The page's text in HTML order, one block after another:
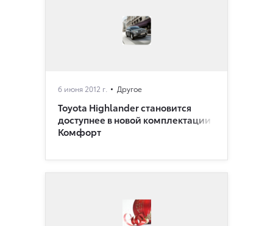
6 июня 2012 г. Другое
Toyota Highlander становится
доступнее в новой комплектации
Комфорт